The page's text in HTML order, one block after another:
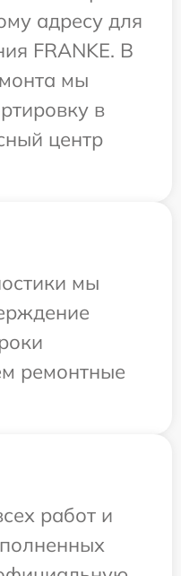
адресу для
FRANKE. В
мы
в
центр
мы
ремонтные
работ и